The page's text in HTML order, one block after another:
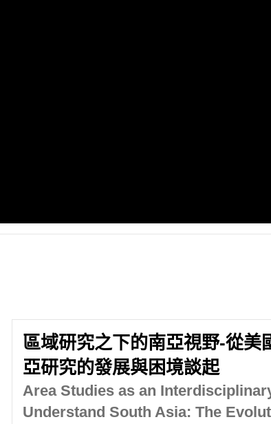
區域研究之下的南亞視野-從美
亞研究的發展與困境談起
Area Studies as an
Understand South Asia: The